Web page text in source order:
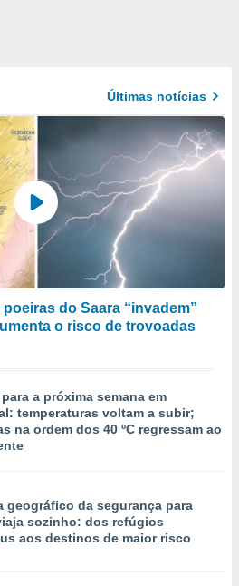
Últimas notícias
do Saara “invadem”
o risco de trovoadas
a próxima semana em
temperaturas voltam a subir;
na ordem dos 40 ºC regressam ao
geográfico da segurança para
sozinho: dos refúgios
aos destinos de maior risco